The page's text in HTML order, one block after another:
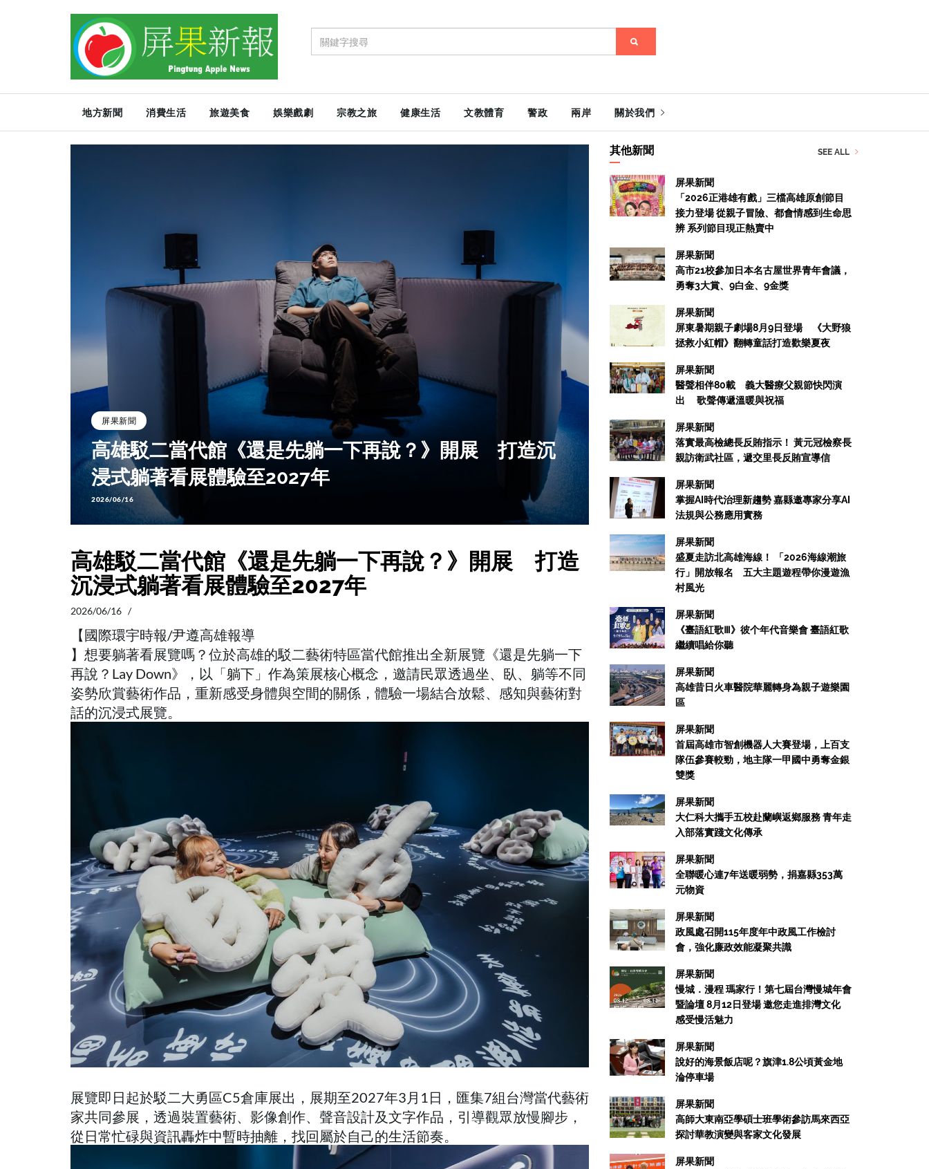
地方新聞 消費生活 旅遊美食 娛樂戲劇 宗教之旅 健康生活 文教體育 警政 兩岸 關於我們
屏果新聞
高雄駁二當代館《還是先躺一下再說？》開展 打造沉
浸式躺著看展體驗至2027年
2026/06/16
屏果新聞
高雄駁二當代館《還是先躺一下再
浸式躺著看展體驗至2027年
2026/06/16
高雄駁二當代館《還是先躺一下再說？》開展 打造
沉浸式躺著看展體驗至2027年
2026/06/16 /
【國際環宇時報/尹遵高雄報導
】想要躺著看展覽嗎？位於高雄的駁二藝術特區當代館推出全新展覽《還是先躺一下
再說？Lay Down》，以「躺下」作為策展核心概念，邀請民眾透過坐、臥、躺等不同
姿勢欣賞藝術作品，重新感受身體與空間的關係，體驗一場結合放鬆、感知與藝術對
話的沉浸式展覽。
展覽即日起於駁二大勇區C5倉庫展出，展期至2027年3月1日，匯集7組台灣當代藝術
家共同參展，透過裝置藝術、影像創作、聲音設計及文字作品，引導觀眾放慢腳步，
從日常忙碌與資訊轟炸中暫時抽離，找回屬於自己的生活節奏。
其他新聞 SEE ALL
屏果新聞
「2026正港雄有戲」三檔高雄原創節目
接力登場 從親子冒險、都會情感到生命思
辨 系列節目現正熱賣中
屏果新聞
高市21校參加日本名古屋世界青年會議，
勇奪3大賞、9白金、9金獎
屏果新聞
屏東暑期親子劇場8月9日登場 《大野狼
拯救小紅帽》翻轉童話打造歡樂夏夜
屏果新聞
醫聲相伴80載 義大醫療父親節快閃演
出 歌聲傳遞溫暖與祝福
屏果新聞
落實最高檢總長反賄指示！ 黃元冠檢察長
親訪衛武社區，遞交里長反賄宣導信
屏果新聞
掌握AI時代治理新趨勢 嘉縣邀專家分享AI
法規與公務應用實務
屏果新聞
盛夏走訪北高雄海線！ 「2026海線潮旅
行」開放報名 五大主題遊程帶你漫遊漁
村風光
屏果新聞
《臺語紅歌Ⅲ》彼个年代音樂會 臺語紅歌
繼續唱給你聽
屏果新聞
高雄昔日火車醫院華麗轉身為親子遊樂園
區
屏果新聞
首屆高雄市智創機器人大賽登場，上百支
隊伍參賽較勁，地主隊一甲國中勇奪金銀
雙獎
屏果新聞
大仁科大攜手五校赴蘭嶼返鄉服務 青年走
入部落實踐文化傳承
屏果新聞
全聯暖心連7年送暖弱勢，捐嘉縣353萬
元物資
屏果新聞
政風處召開115年度年中政風工作檢討
會，強化廉政效能凝聚共識
屏果新聞
慢城．漫程 瑪家行！第七屆台灣慢城年會
暨論壇 8月12日登場 邀您走進排灣文化
感受慢活魅力
屏果新聞
說好的海景飯店呢？旗津1.8公頃黃金地
淪停車場
屏果新聞
高師大東南亞學碩士班學術參訪馬來西亞
探討華教演變與客家文化發展
屏果新聞